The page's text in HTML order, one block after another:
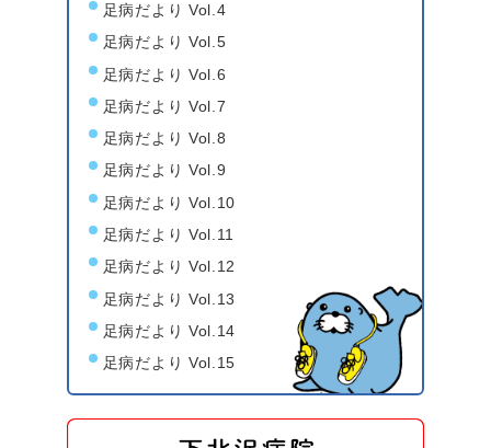
足病だより Vol.4
足病だより Vol.5
足病だより Vol.6
足病だより Vol.7
足病だより Vol.8
足病だより Vol.9
足病だより Vol.10
足病だより Vol.11
足病だより Vol.12
足病だより Vol.13
足病だより Vol.14
足病だより Vol.15